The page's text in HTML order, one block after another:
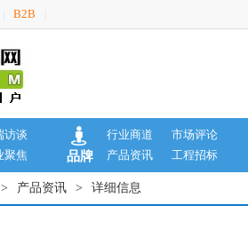
B2B
访谈
聚焦 品牌
行业商道
市场评论
产品资讯
工程招标
> 产品资讯 > 详细信息